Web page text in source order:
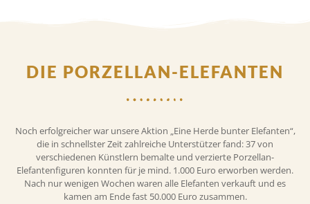
DIE PORZELLAN-ELEFANTEN
Noch erfolgreicher war unsere Aktion „Eine Herde bunter Elefanten“,
die in schnellster Zeit zahlreiche Unterstützer fand: 37 von
verschiedenen Künstlern bemalte und verzierte Porzellan-
Elefantenfiguren konnten für je mind. 1.000 Euro erworben werden.
Nach nur wenigen Wochen waren alle Elefanten verkauft und es
kamen am Ende fast 50.000 Euro zusammen.